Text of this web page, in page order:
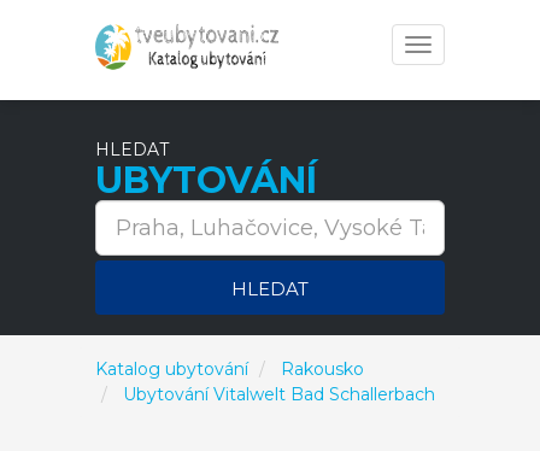
Toggle
navigation
HLEDAT
UBYTOVÁNÍ
HLEDAT
Katalog ubytování
Rakousko
Ubytování Vitalwelt Bad Schallerbach